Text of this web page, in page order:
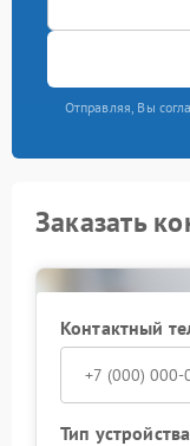
Отправляя, Вы
Заказать
Контактный
Тип